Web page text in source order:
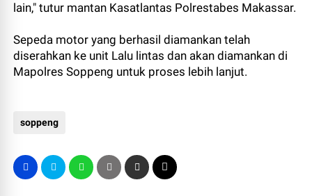
lain," tutur mantan Kasatlantas Polrestabes Makassar.
Sepeda motor yang berhasil diamankan telah
diserahkan ke unit Lalu lintas dan akan diamankan di
Mapolres Soppeng untuk proses lebih lanjut.
soppeng